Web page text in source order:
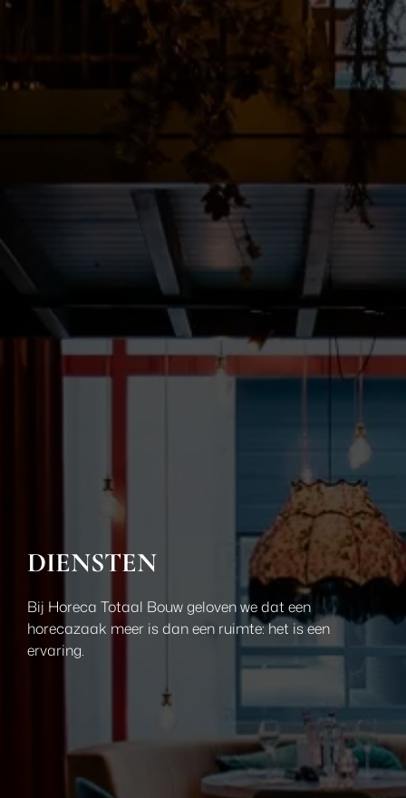
DIENSTEN
Bij Horeca Totaal Bouw geloven we dat een
horecazaak meer is dan een ruimte: het is een
ervaring.